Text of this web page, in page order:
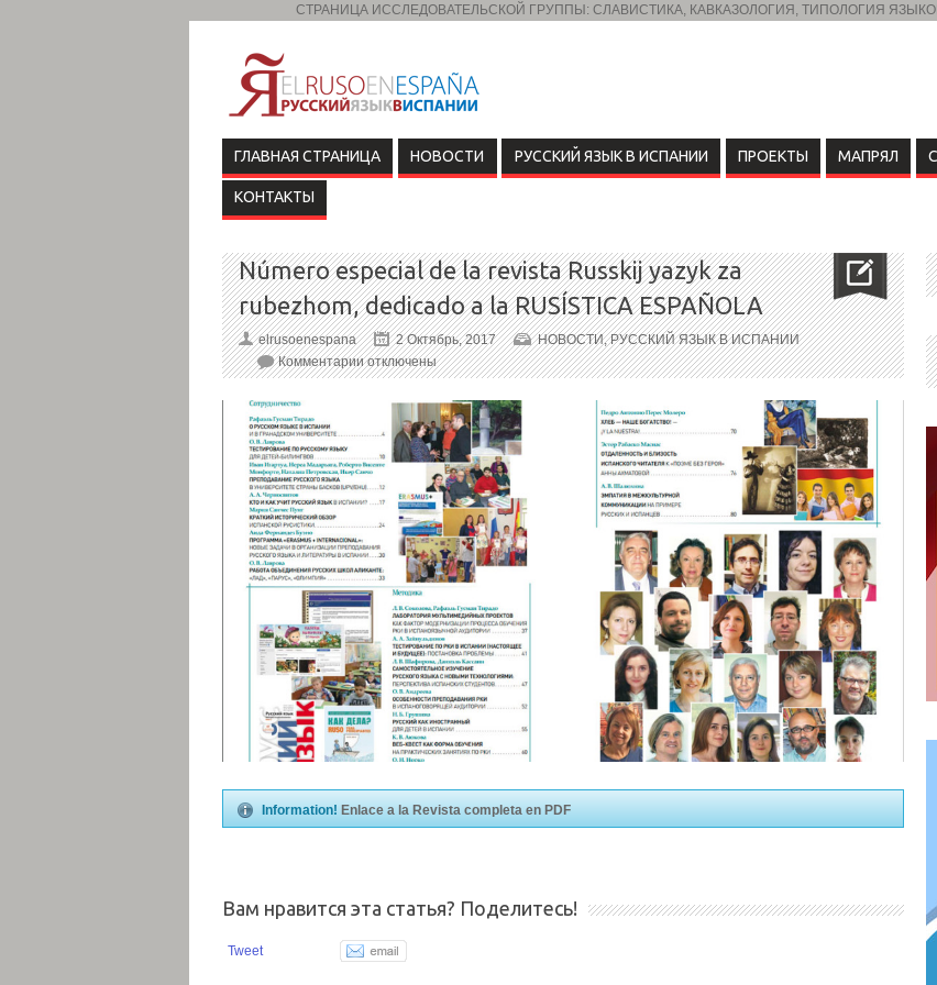
СТРАНИЦА ИССЛЕДОВАТЕЛЬСКОЙ ГРУППЫ: СЛАВИСТИКА, КАВКАЗОЛОГИЯ, ТИПОЛОГИЯ
ГЛАВНАЯ СТРАНИЦА НОВОСТИ РУССКИЙ ЯЗЫК В ИСПАНИИ ПРОЕКТЫ МАПРЯЛ
КОНТАКТЫ
Número especial de la revista Russkij yazyk za
rubezhom, dedicado a la RUSÍSTICA ESPAÑOLA
elrusoenespana 2 Октябрь, 2017 НОВОСТИ,РУССКИЙ ЯЗЫК В ИСПАНИИ
Комментарииотключены
Information! Enlace a la Revista completa en PDF
Вам нравится эта статья? Поделитесь!
Tweet